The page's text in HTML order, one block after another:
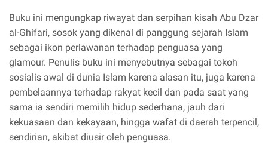
Buku ini mengungkap riwayat dan serpihan kisah Abu Dzar
al-Ghifari, sosok yang dikenal di panggung sejarah Islam
sebagai ikon perlawanan terhadap penguasa yang
glamour. Penulis buku ini menyebutnya sebagai tokoh
sosialis awal di dunia Islam karena alasan itu, juga karena
pembelaannya terhadap rakyat kecil dan pada saat yang
sama ia sendiri memilih hidup sederhana, jauh dari
kekuasaan dan kekayaan, hingga wafat di daerah terpencil,
sendirian, akibat diusir oleh penguasa.